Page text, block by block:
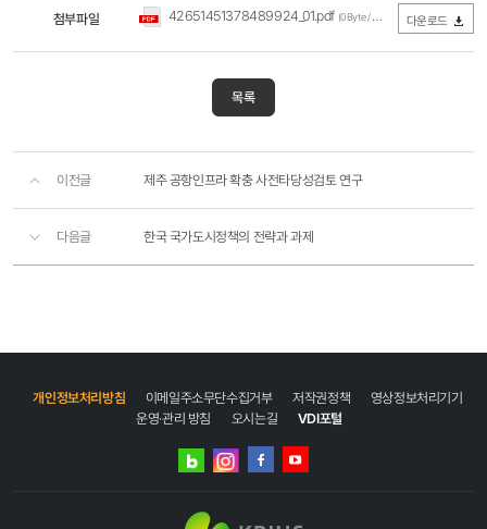
첨부파일 42651451378489924_01.pdf (0Byte / 다운로드 442회) 다운로드
목록
이전글 제주 공항인프라 확충 사전타당성검토 연구
다음글 한국 국가도시정책의 전략과 과제
개인정보처리방침 이메일주소무단수집거부 저작권정책
영상정보처리기기
운영·관리 방침
오시는길 VDI포털
네이버
인스타그램